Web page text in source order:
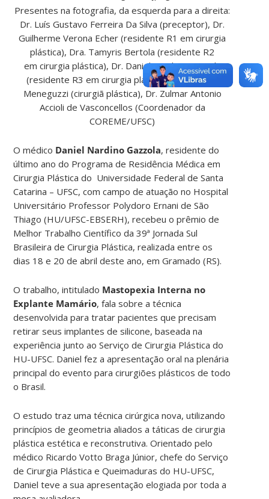
Presentes na fotografia, da esquerda para a direita:
Dr. Luís Gustavo Ferreira Da Silva (preceptor), Dr.
Guilherme Verona Echer (residente R1 em cirurgia
plástica), Dra. Tamyris Bertola (residente R2
em cirurgia plástica), Dr. Daniel Nardino Gazzola
(residente R3 em cirurgia plástica), Dra. Karina
Meneguzzi (cirurgiã plástica), Dr. Zulmar Antonio
Accioli de Vasconcellos (Coordenador da
COREME/UFSC)
O médico Daniel Nardino Gazzola, residente do
último ano do Programa de Residência Médica em
Cirurgia Plástica do Universidade Federal de Santa
Catarina – UFSC, com campo de atuação no Hospital
Universitário Professor Polydoro Ernani de São
Thiago (HU/UFSC-EBSERH), recebeu o prêmio de
Melhor Trabalho Científico da 39ª Jornada Sul
Brasileira de Cirurgia Plástica, realizada entre os
dias 18 e 20 de abril deste ano, em Gramado (RS).
O trabalho, intitulado Mastopexia Interna no
Explante Mamário, fala sobre a técnica
desenvolvida para tratar pacientes que precisam
retirar seus implantes de silicone, baseada na
experiência junto ao Serviço de Cirurgia Plástica do
HU-UFSC. Daniel fez a apresentação oral na plenária
principal do evento para cirurgiões plásticos de todo
o Brasil.
O estudo traz uma técnica cirúrgica nova, utilizando
princípios de geometria aliados a táticas de cirurgia
plástica estética e reconstrutiva. Orientado pelo
médico Ricardo Votto Braga Júnior, chefe do Serviço
de Cirurgia Plástica e Queimaduras do HU-UFSC,
Daniel teve a sua apresentação elogiada por toda a